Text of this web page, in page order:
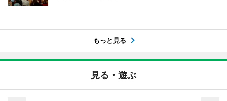
もっと見る
見る・遊ぶ